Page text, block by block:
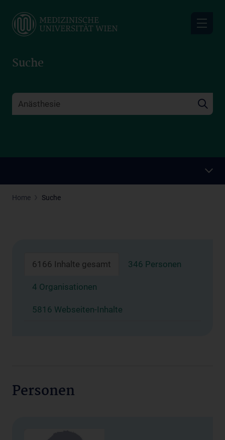
main
Suche
Home Suche
6166 Inhalte gesamt 346 Personen
4 Organisationen
5816 Webseiten-Inhalte
Personen